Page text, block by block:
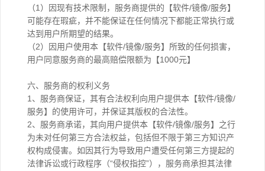
（1）因现有技术限制，服务商提供的【软件/镜像/服务】
可能存在瑕疵，并不能保证在任何情况下都能正常执行或
达到用户所期望的结果。
（2）因用户使用本【软件/镜像/服务】所致的任何损害，
用户同意服务商的最高赔偿限额为【1000元】
六、服务商的权利义务
1、服务商保证，其有合法权利向用户提供本【软件/镜像/
服务】的使用许可，并保证其版权的合法性。
2、服务商承诺，其向用户提供本【软件/镜像/服务】之行
为未对任何第三方合法权益，包括但不限于第三方知识产
权构成侵害。如因其行为导致用户遭受任何第三方提起的
法律诉讼或行政程序（“侵权指控”），服务商承担其法律